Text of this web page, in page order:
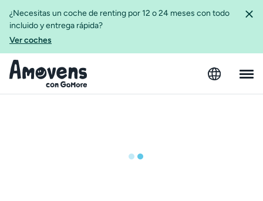
¿Necesitas un coche de renting por 12 o 24 meses con todo
incluido y entrega rápida?
Ver coches